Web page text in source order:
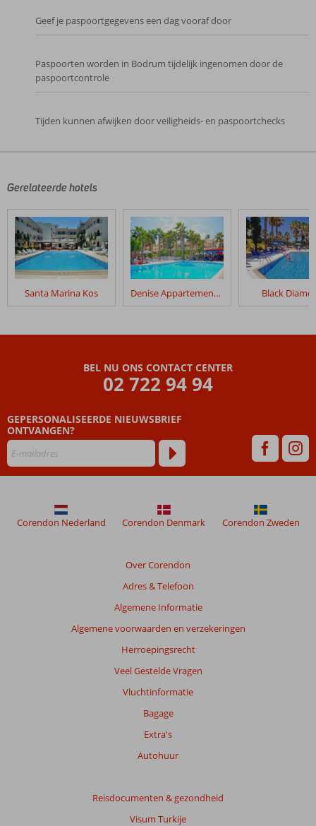
Geef je paspoortgegevens een dag vooraf door
Paspoorten worden in Bodrum tijdelijk ingenomen door de
paspoortcontrole
Tijden kunnen afwijken door veiligheids- en paspoortchecks
door
klanten
geschreven
na
hun
verblijf
Socrates
48
maanden
worden
meer
de
Gerelateerde hotels
Santa Marina Kos Denise Appartementen Black
BEL NU ONS CONTACT CENTER
02 722 94 94
GEPERSONALISEERDE NIEUWSBRIEF
ONTVANGEN?
Over Corendon
Adres & Telefoon
Algemene Informatie
Algemene voorwaarden en verzekeringen
Herroepingsrecht
Veel Gestelde Vragen
Vluchtinformatie
Bagage
Extra's
Autohuur
Reisdocumenten & gezondheid
Visum Turkije
Corendon Nederland Corendon Denmark Corendon Zweden